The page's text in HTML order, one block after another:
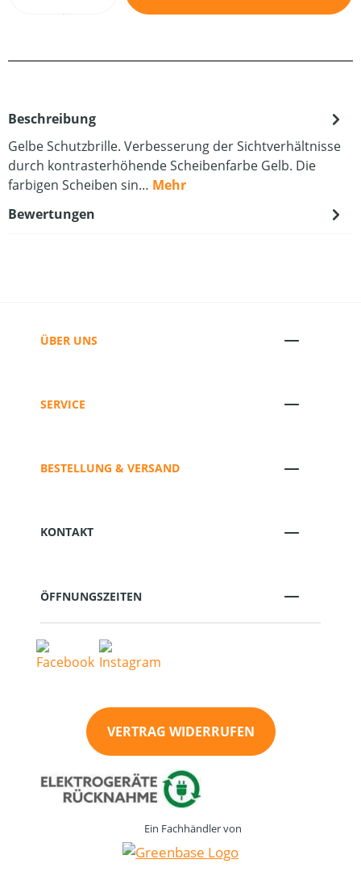
Beschreibung
Gelbe Schutzbrille. Verbesserung der Sichtverhältnisse
durch kontrasterhöhende Scheibenfarbe Gelb. Die
farbigen Scheiben sin… Mehr
Bewertungen
ÜBER UNS
SERVICE
BESTELLUNG & VERSAND
KONTAKT
ÖFFNUNGSZEITEN
VERTRAG WIDERRUFEN
Ein Fachhändler von